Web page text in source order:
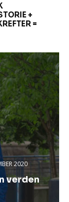
+
=
2020
verden